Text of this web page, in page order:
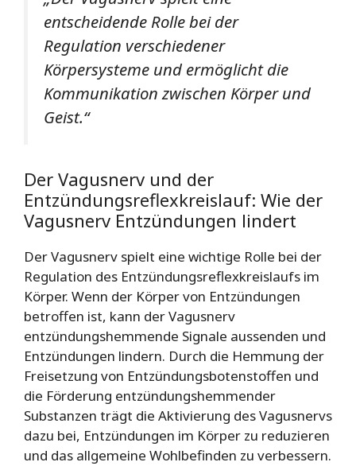
entscheidende Rolle bei der
Regulation verschiedener
Körpersysteme und ermöglicht die
Kommunikation zwischen Körper und
Geist.“
Der Vagusnerv und der
Entzündungsreflexkreislauf: Wie der
Vagusnerv Entzündungen lindert
Der Vagusnerv spielt eine wichtige Rolle bei der
Regulation des Entzündungsreflexkreislaufs im
Körper. Wenn der Körper von Entzündungen
betroffen ist, kann der Vagusnerv
entzündungshemmende Signale aussenden und
Entzündungen lindern. Durch die Hemmung der
Freisetzung von Entzündungsbotenstoffen und
die Förderung entzündungshemmender
Substanzen trägt die Aktivierung des Vagusnervs
dazu bei, Entzündungen im Körper zu reduzieren
und das allgemeine Wohlbefinden zu verbessern.